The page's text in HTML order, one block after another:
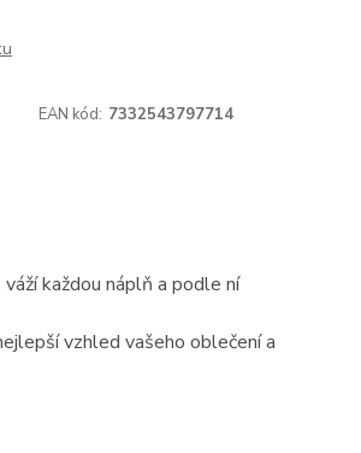
EAN kód: 7332543797714
každou náplň a podle ní
vzhled vašeho oblečení a